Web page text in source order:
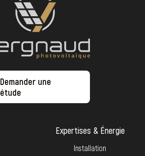
Demander une
étude
Expertises & Énergie
Installation